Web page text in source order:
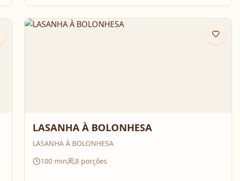
LASANHA À BOLONHESA
LASANHA À BOLONHESA
100min 8porções